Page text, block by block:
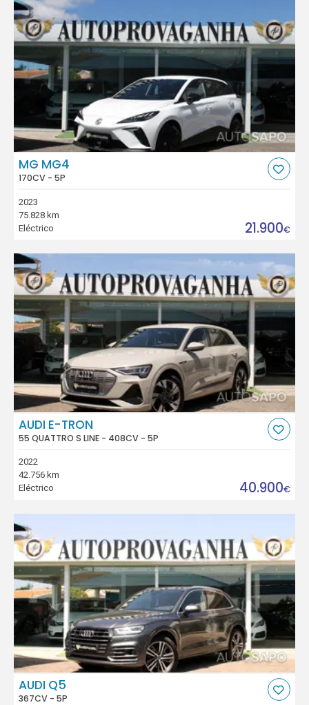
MG MG4
170CV - 5P
2023
75.828 km
Eléctrico
21.900€
AUDI E-TRON
55 QUATTRO S LINE - 408CV - 5P
2022
42.756 km
Eléctrico
40.900€
AUDI Q5
367CV - 5P